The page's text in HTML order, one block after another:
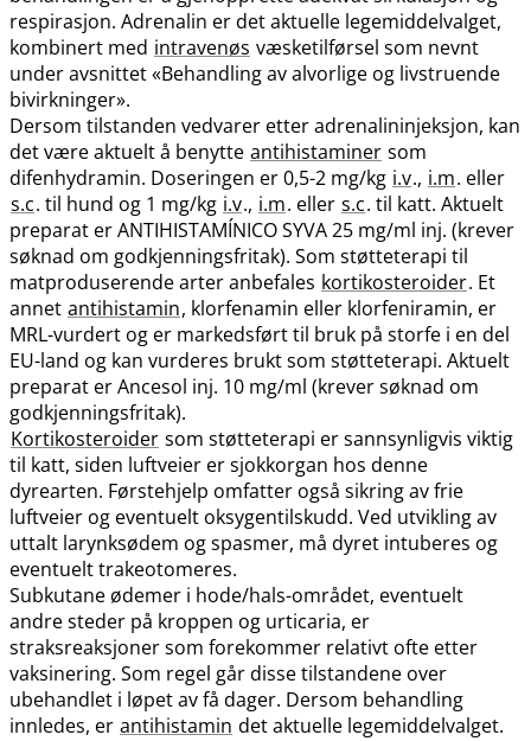
respirasjon. Adrenalin er det aktuelle legemiddelvalget,
kombinert med intravenøs væsketilførsel som nevnt
under avsnittet «Behandling av alvorlige og livstruende
bivirkninger».
Dersom tilstanden vedvarer etter adrenalininjeksjon, kan
det være aktuelt å benytte antihistaminer som
difenhydramin. Doseringen er 0,5-2 mg/kg i.v., i.m. eller
s.c. til hund og 1 mg/kg i.v., i.m. eller s.c. til katt. Aktuelt
preparat er ANTIHISTAMÍNICO SYVA 25 mg/ml inj. (krever
søknad om godkjenningsfritak). Som støtteterapi til
matproduserende arter anbefales kortikosteroider. Et
annet antihistamin, klorfenamin eller klorfeniramin, er
MRL-vurdert og er markedsført til bruk på storfe i en del
EU-land og kan vurderes brukt som støtteterapi. Aktuelt
preparat er Ancesol inj. 10 mg/ml (krever søknad om
godkjenningsfritak).
Kortikosteroider som støtteterapi er sannsynligvis viktig
til katt, siden luftveier er sjokkorgan hos denne
dyrearten. Førstehjelp omfatter også sikring av frie
luftveier og eventuelt oksygentilskudd. Ved utvikling av
uttalt larynksødem og spasmer, må dyret intuberes og
eventuelt trakeotomeres.
Subkutane ødemer i hode​/​hals-området, eventuelt
andre steder på kroppen og urticaria, er
straksreaksjoner som forekommer relativt ofte etter
vaksinering. Som regel går disse tilstandene over
ubehandlet i løpet av få dager. Dersom behandling
innledes, er antihistamin det aktuelle legemiddelvalget.